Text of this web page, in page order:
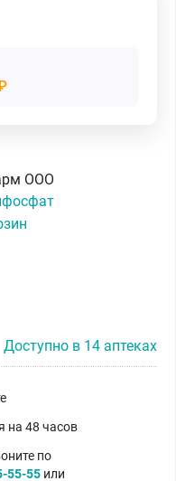
ООО
Доступно в 14 аптеках
на 48 часов
по
55-55 или